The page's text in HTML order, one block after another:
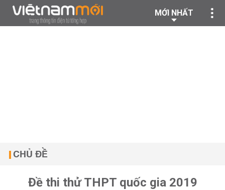
MỚI NHẤT
CHỦ ĐỀ
Đề thi thử THPT quốc gia 2019